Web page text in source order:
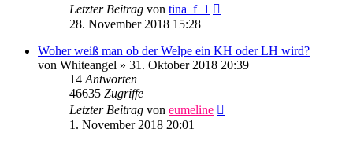
Letzter Beitrag von tina_f_1
28. November 2018 15:28
Woher weiß man ob der Welpe ein KH oder LH wird?
von Whiteangel » 31. Oktober 2018 20:39
14 Antworten
46635 Zugriffe
Letzter Beitrag von eumeline
1. November 2018 20:01